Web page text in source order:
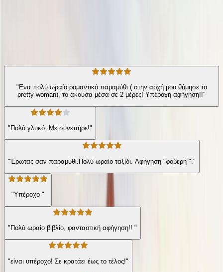
"Ενα πολύ ωραίο ρομαντικό παραμύθι ( στην αρχή μου θύμησε το
pretty woman), το άκουσα μέσα σε 2 μέρες! Υπέροχη αφήγηση!!"
"Πολύ γλυκό. Με συνεπήρε!"
"Έρωτας σαν παραμύθι.Πολύ ωραίο ταξίδι. Αφήγηση "φοβερή "."
"Υπέροχο "
"Πολύ ωραίο βιβλίο, φανταστική αφήγηση!! "
"είναι υπέροχο! Σε κρατάει έως το τέλος!"